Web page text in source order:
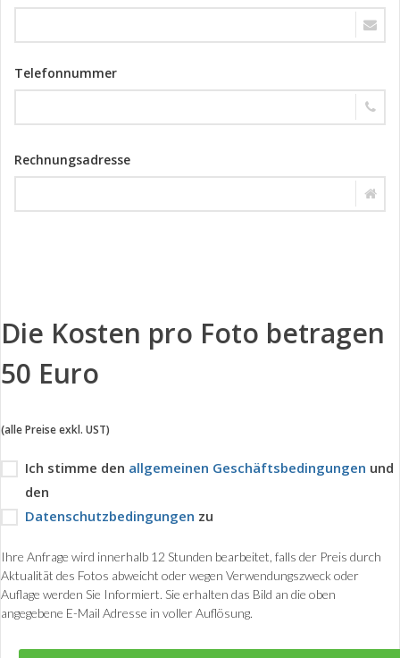
Telefonnummer
Rechnungsadresse
Die Kosten pro Foto betragen
50 Euro
(alle Preise exkl. UST)
Ich stimme den allgemeinen Geschäftsbedingungen und
den
Datenschutzbedingungen zu
Ihre Anfrage wird innerhalb 12 Stunden bearbeitet, falls der Preis durch
Aktualität des Fotos abweicht oder wegen Verwendungszweck oder
Auflage werden Sie Informiert. Sie erhalten das Bild an die oben
angegebene E-Mail Adresse in voller Auflösung.